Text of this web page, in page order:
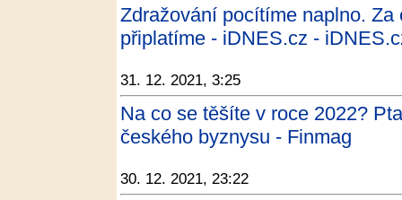
Zdražování pocítíme naplno.
připlatíme - iDNES.cz -
31. 12. 2021, 3:25
Na co se těšíte v roce 2022?
českého byznysu - Finmag
30. 12. 2021, 23:22